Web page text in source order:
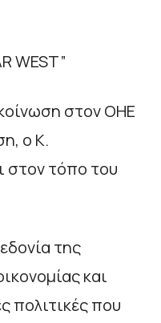
WEST”
στον ΟΗΕ
ο Κ.
στον τόπο του
της
και
πολιτικές που